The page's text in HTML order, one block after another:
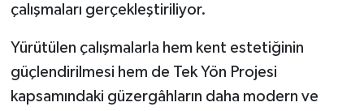
çalışmaları gerçekleştiriliyor.
Yürütülen çalışmalarla hem kent estetiğinin
güçlendirilmesi hem de Tek Yön Projesi
kapsamındaki güzergâhların daha modern ve